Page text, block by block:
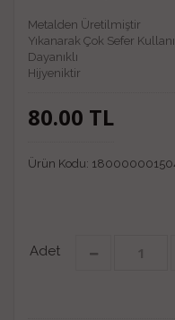
Metalden Üretilmiştir
Yıkanarak Çok Sefer
Dayanıklı
Hijyeniktir
80.00 TL
Ürün Kodu:
Adet